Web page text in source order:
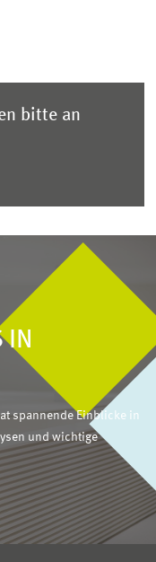
bitte an
IN
spannende Einblicke in
und wichtige